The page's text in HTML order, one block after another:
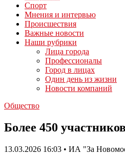
Спорт
Мнения и интервью
Происшествия
Важные новости
Наши рубрики
Лица города
Профессионалы
Город в лицах
Один день из жизни
Новости компаний
Общество
Более 450
13.03.2026 16:03 • ИА "За